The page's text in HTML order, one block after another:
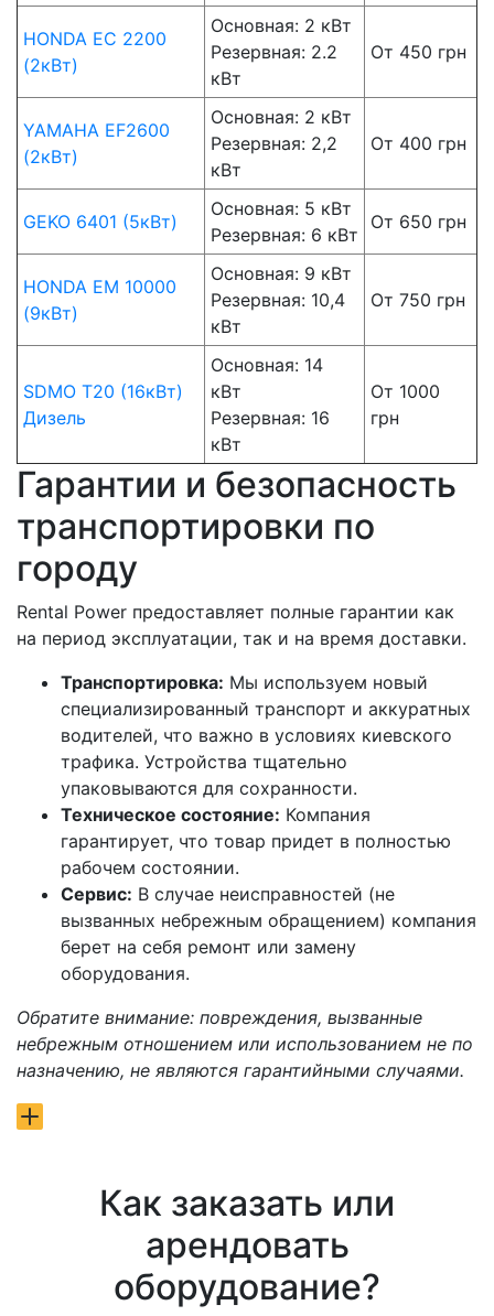
HONDA EC 2200
(2кВт)
Основная: 2 кВт
Резервная: 2.2
кВт
От 450 грн
YAMAHA EF2600
(2кВт)
Основная: 2 кВт
Резервная: 2,2
кВт
От 400 грн
GEKO 6401 (5кВт)
Основная: 5 кВт
Резервная: 6 кВт
От 650 грн
HONDA EM 10000
(9кВт)
Основная: 9 кВт
Резервная: 10,4
кВт
От 750 грн
SDMO T20 (16кВт)
Дизель
Основная: 14
кВт
Резервная: 16
кВт
От 1000
грн
Гарантии и безопасность
транспортировки по
городу
Rental Power предоставляет полные гарантии как
на период эксплуатации, так и на время доставки.
Транспортировка: Мы используем новый
специализированный транспорт и аккуратных
водителей, что важно в условиях киевского
трафика. Устройства тщательно
упаковываются для сохранности.
Техническое состояние: Компания
гарантирует, что товар придет в полностью
рабочем состоянии.
Сервис: В случае неисправностей (не
вызванных небрежным обращением) компания
берет на себя ремонт или замену
оборудования.
Обратите внимание: повреждения, вызванные
небрежным отношением или использованием не по
назначению, не являются гарантийными случаями.
Как заказать или
арендовать
оборудование?